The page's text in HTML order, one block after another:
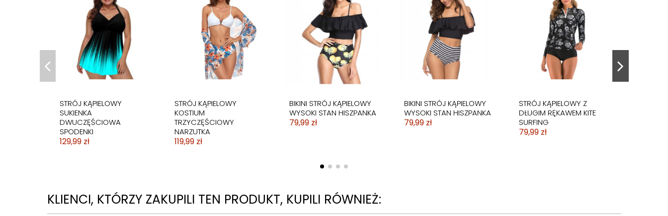
STRÓJ KOSTIUM
KĄPIELOWY
WYSZCZUPLAJĄCY
MODNY
59,99 zł
STRÓJ KOSTIUM
KĄPIELOWY
WYSZCZUPLAJĄCY
STRÓJ KĄPIELOWY
SUKIENKA
DWUCZĘŚCIOWA
SPODENKI
STRÓJ KĄPIELOWY
SUKIENKA
DWUCZĘŚCIOWA
SPODENKI
129,99 zł
STRÓJ KĄPIELOWY
KOSTIUM
TRZYCZĘŚCIOWY
NARZUTKA
119,99 zł
BIKINI STRÓJ KĄPIELOWY
WYSOKI STAN HISZPANKA
79,99 zł
BIKINI STRÓJ KĄPIELOWY
WYSOKI STAN HISZPANKA
79,99 zł
STRÓJ KĄPIELOWY Z
DŁUGIM RĘKAWEM KITE
SURFING
79,99 zł
KLIENCI, KTÓRZY ZAKUPILI TEN PRODUKT, KUPILI RÓWNIEŻ: